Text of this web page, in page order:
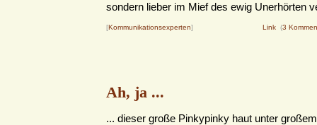
sondern lieber im Mief des ewig Unerhörten
[Kommunikationsexperten] Link (3
Ah, ja ...
... dieser große Pinkypinky haut unter